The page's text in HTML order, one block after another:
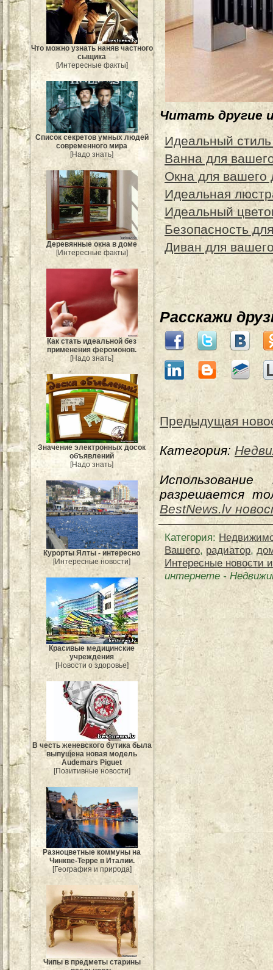
Что можно узнать наняв частного
сыщика
[Интересные факты]
Список секретов умных людей
современного мира
[Надо знать]
Деревянные окна в доме
[Интересные факты]
Как стать идеальной без
применения феромонов.
[Надо знать]
Значение электронных досок
объявлений
[Надо знать]
Курорты Ялты - интересно
[Интересные новости]
Красивые медицинские
учреждения
[Новости о здоровье]
В честь женевского бутика была
выпущена новая модель
Audemars Piguet
[Позитивные новости]
Разноцветные коммуны на
Чинкве-Терре в Италии.
[География и природа]
Чипы в предметы старины
Читать другие
Идеальный
Ванна для
Окна для вашего
Идеальная
Идеальный
Безопасность
Диван для
Расскажи
Предыдущая
Категория:
разрешается
BestNews.lv
Категория:
Вашего, радиатор,
Интересные новости
интернете -